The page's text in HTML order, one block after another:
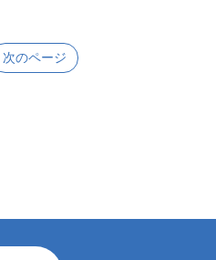
次のページ